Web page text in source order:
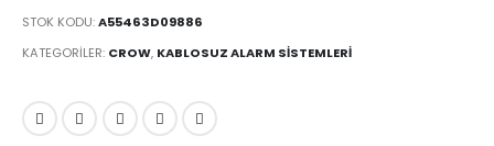
STOK KODU:A55463D09886
KATEGORILER: CROW, KABLOSUZ ALARM SISTEMLERI